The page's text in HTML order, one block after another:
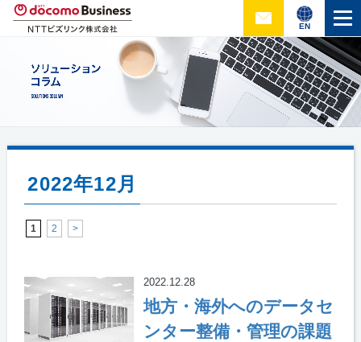
EN
2022年12月
1 2 >
2022.12.28
地方・海外へのデータセ
ンター整備・管理の課題